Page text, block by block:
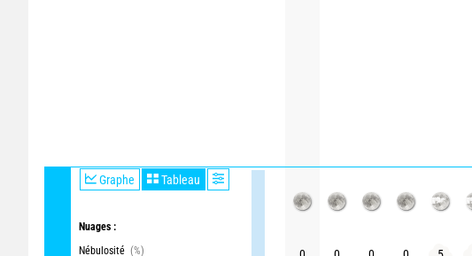
Graphe Tableau
Nuages :
Nébulosité (%)